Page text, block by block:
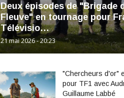
Deux épisodes de "Brigade
Fleuve" en tournage pour
Télévisio…
21 mai 2026 - 20:23
"Chercheurs d'or"
pour TF1 avec
Guillaume Labbé